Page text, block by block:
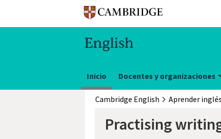
Inicio Docentes y organizaciones
Cambridge English Aprender inglés
Practising